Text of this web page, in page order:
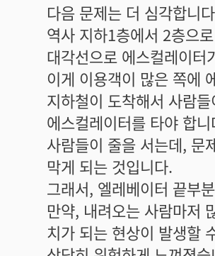
다음 문제는 더 심각합니
역사 지하1층에서 2층으
대각선으로 에스컬레이
이게 이용객이 많은 쪽에
지하철이 도착해서 사람
에스컬레이터를 타야 합
사람들이 줄을 서는데, 문
막게 되는 것입니다.
그래서, 엘레베이터 끝부
만약, 내려오는 사람마저
치가 되는 현상이 발생할